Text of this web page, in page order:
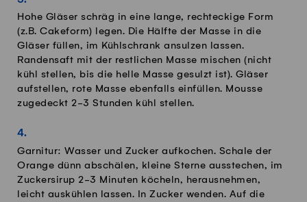
Hohe Gläser schräg in eine lange, rechteckige Form
(z.B. Cakeform) legen. Die Hälfte der Masse in die
Gläser füllen, im Kühlschrank ansulzen lassen.
Randensaft mit der restlichen Masse mischen (nicht
kühl stellen, bis die helle Masse gesulzt ist). Gläser
aufstellen, rote Masse ebenfalls einfüllen. Mousse
zugedeckt 2-3 Stunden kühl stellen.
Garnitur: Wasser und Zucker aufkochen. Schale der
Orange dünn abschälen, kleine Sterne ausstechen, im
Zuckersirup 2-3 Minuten köcheln, herausnehmen,
leicht auskühlen lassen. In Zucker wenden. Auf die